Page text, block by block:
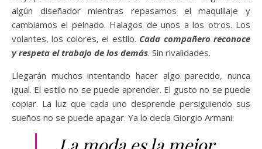
algún diseñador mientras repasamos el maquillaje y
cambiamos el peinado. Halagos de unos a los otros. Los
volantes, los colores, el estilo. Cada compañero reconoce
y respeta el trabajo de los demás. Sin rivalidades.
Llegarán muchos intentando hacer algo parecido, nunca
igual. El estilo no se puede aprender. El gusto no se puede
copiar. La luz que cada uno desprende persiguiendo sus
sueños no se puede apagar. Ya lo decía Giorgio Armani: